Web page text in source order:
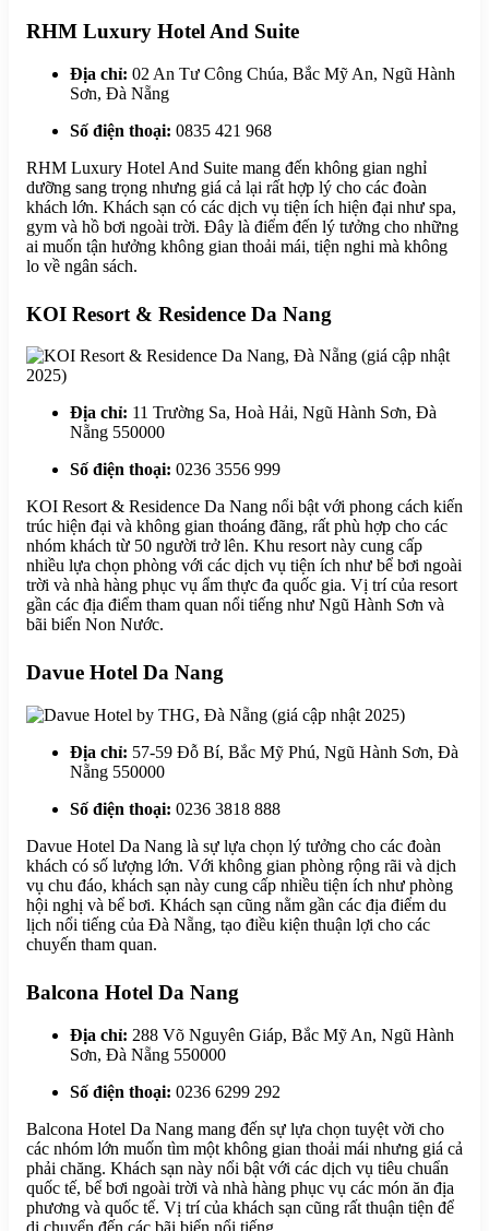
RHM Luxury Hotel And Suite
Địa chỉ: 02 An Tư Công Chúa, Bắc Mỹ An, Ngũ Hành
Sơn, Đà Nẵng
Số điện thoại: 0835 421 968
RHM Luxury Hotel And Suite mang đến không gian nghỉ
dưỡng sang trọng nhưng giá cả lại rất hợp lý cho các đoàn
khách lớn. Khách sạn có các dịch vụ tiện ích hiện đại như spa,
gym và hồ bơi ngoài trời. Đây là điểm đến lý tưởng cho những
ai muốn tận hưởng không gian thoải mái, tiện nghi mà không
lo về ngân sách.
KOI Resort & Residence Da Nang
Địa chỉ: 11 Trường Sa, Hoà Hải, Ngũ Hành Sơn, Đà
Nẵng 550000
Số điện thoại: 0236 3556 999
KOI Resort & Residence Da Nang nổi bật với phong cách kiến
trúc hiện đại và không gian thoáng đãng, rất phù hợp cho các
nhóm khách từ 50 người trở lên. Khu resort này cung cấp
nhiều lựa chọn phòng với các dịch vụ tiện ích như bể bơi ngoài
trời và nhà hàng phục vụ ẩm thực đa quốc gia. Vị trí của resort
gần các địa điểm tham quan nổi tiếng như Ngũ Hành Sơn và
bãi biển Non Nước.
Davue Hotel Da Nang
Địa chỉ: 57-59 Đỗ Bí, Bắc Mỹ Phú, Ngũ Hành Sơn, Đà
Nẵng 550000
Số điện thoại: 0236 3818 888
Davue Hotel Da Nang là sự lựa chọn lý tưởng cho các đoàn
khách có số lượng lớn. Với không gian phòng rộng rãi và dịch
vụ chu đáo, khách sạn này cung cấp nhiều tiện ích như phòng
hội nghị và bể bơi. Khách sạn cũng nằm gần các địa điểm du
lịch nổi tiếng của Đà Nẵng, tạo điều kiện thuận lợi cho các
chuyến tham quan.
Balcona Hotel Da Nang
Địa chỉ: 288 Võ Nguyên Giáp, Bắc Mỹ An, Ngũ Hành
Sơn, Đà Nẵng 550000
Số điện thoại: 0236 6299 292
Balcona Hotel Da Nang mang đến sự lựa chọn tuyệt vời cho
các nhóm lớn muốn tìm một không gian thoải mái nhưng giá cả
phải chăng. Khách sạn này nổi bật với các dịch vụ tiêu chuẩn
quốc tế, bể bơi ngoài trời và nhà hàng phục vụ các món ăn địa
phương và quốc tế. Vị trí của khách sạn cũng rất thuận tiện để
di chuyển đến các bãi biển nổi tiếng.